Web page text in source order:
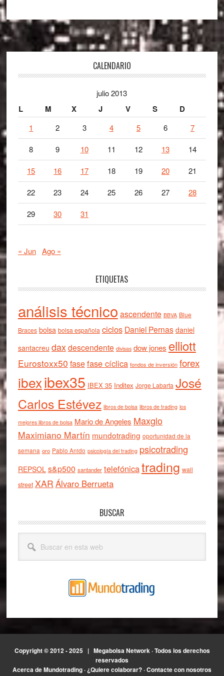
CALENDARIO
julio 2013
L M X J V S D
1 2 3 4 5 6 7
8 9 10 11 12 13 14
15 16 17 18 19 20 21
22 23 24 25 26 27 28
29 30 31
« Jun Ago »
ETIQUETAS
análisis técnico ascendente BBVA Blue
Braces bolsa bolsa española ciclos Daniel Pernas daniel
santacreu daxdescendente divisas dow jones elliott
Eurostoxx50 fasefase cíclica fondos de inversión forex
ibexibex35 IBEX 35 Inditex Jorge Labarta José
Carlos Estévez libros de bolsa libros de trading los
mejores libros de bolsa Mario de Angeles Maxglo
Maximiano Martín mundotrading oportunidad de la
semana oro Pablo Anido psicología del trading psicotrading
REPSOL s&p500 santander telefónicatrading wall
street XAR Álvaro Berrueta
BUSCAR
esta
Copyright © 2012 - 2025 | Megabolsa Network· Todos los derechos
reservados
Acerca de Mundotrading ·¿Quiere colaborar? ·Contacte con nosotros